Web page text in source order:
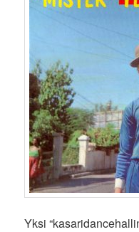
Yksi